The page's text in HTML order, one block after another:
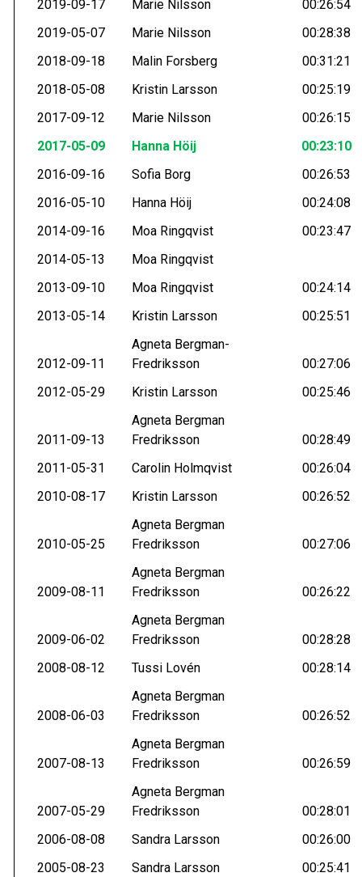
2019-09-17
Marie Nilsson
00:26:54
2019-05-07
Marie Nilsson
00:28:38
2018-09-18
Malin Forsberg
00:31:21
2018-05-08
Kristin Larsson
00:25:19
2017-09-12
Marie Nilsson
00:26:15
2017-05-09
Hanna Höij
00:23:10
2016-09-16
Sofia Borg
00:26:53
2016-05-10
Hanna Höij
00:24:08
2014-09-16
Moa Ringqvist
00:23:47
2014-05-13
Moa Ringqvist
2013-09-10
Moa Ringqvist
00:24:14
2013-05-14
Kristin Larsson 00:25:51
2012-09-11
Agneta Bergman-
Fredriksson
00:27:06
2012-05-29
Kristin Larsson 00:25:46
2011-09-13
Agneta Bergman
Fredriksson
00:28:49
2011-05-31
Carolin Holmqvist
00:26:04
2010-08-17
Kristin Larsson 00:26:52
2010-05-25
Agneta Bergman
Fredriksson
00:27:06
2009-08-11
Agneta Bergman
Fredriksson
00:26:22
2009-06-02
Agneta Bergman
Fredriksson
00:28:28
2008-08-12
Tussi Lovén 00:28:14
2008-06-03
Agneta Bergman
Fredriksson
00:26:52
2007-08-13
Agneta Bergman
Fredriksson
00:26:59
2007-05-29
Agneta Bergman
Fredriksson
00:28:01
2006-08-08
Sandra Larsson
00:26:00
2005-08-23
Sandra Larsson 00:25:41